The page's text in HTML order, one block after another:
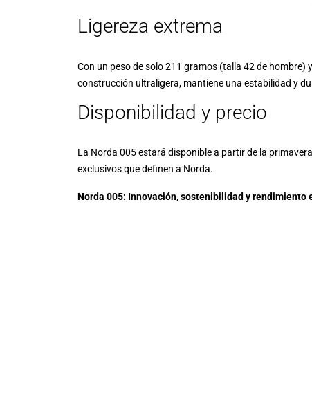
Ligereza extrema
Con un peso de solo 211 gramos (talla 42 de hombre)
construcción ultraligera, mantiene una estabilidad y
Disponibilidad y precio
La Norda 005 estará disponible a partir de la
exclusivos que definen a Norda.
Norda 005: Innovación, sostenibilidad y rendimiento